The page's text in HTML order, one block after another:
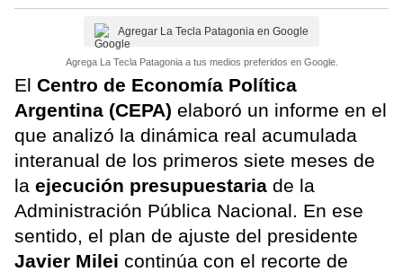
Agregar La Tecla Patagonia en Google
Agrega La Tecla Patagonia a tus medios preferidos en Google.
El Centro de Economía Política
Argentina (CEPA) elaboró un informe en el
que analizó la dinámica real acumulada
interanual de los primeros siete meses de
la ejecución presupuestaria de la
Administración Pública Nacional. En ese
sentido, el plan de ajuste del presidente
Javier Milei continúa con el recorte de